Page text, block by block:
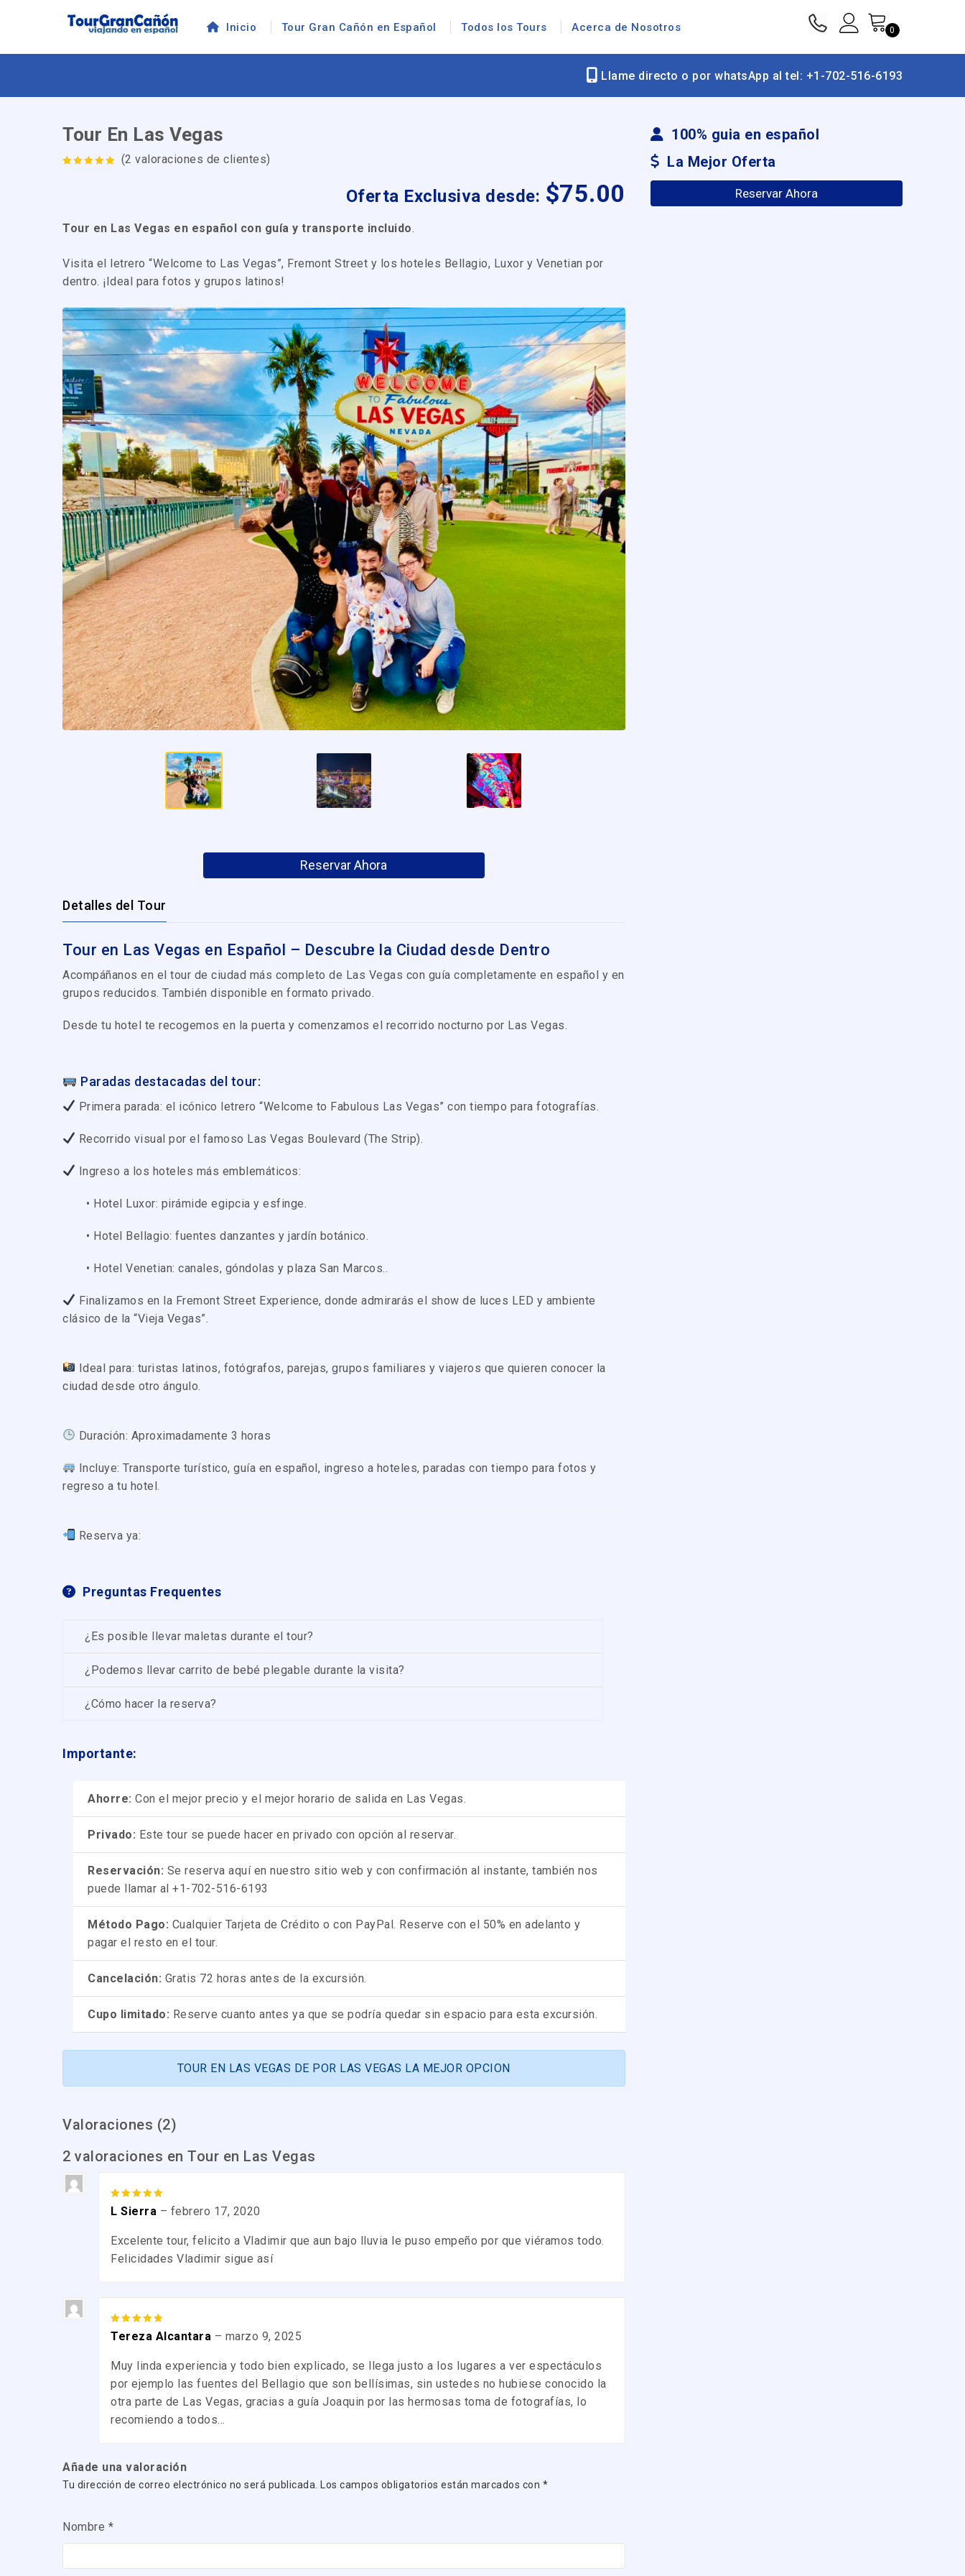
Inicio Tour Gran Cañón en Español Todos los Tours Acerca de Nosotros 0
Llame directo o por whatsApp al tel: +1-702-516-6193
Tour En Las Vegas
(2 valoraciones de clientes)
Oferta Exclusiva desde: $75.00
Tour en Las Vegas en español con guía y transporte incluido.
Visita el letrero “Welcome to Las Vegas”, Fremont Street y los hoteles Bellagio, Luxor y Venetian por
dentro. ¡Ideal para fotos y grupos latinos!
Reservar Ahora
Detalles del Tour
Tour en Las Vegas en Español – Descubre la Ciudad desde Dentro
Acompáñanos en el tour de ciudad más completo de Las Vegas con guía completamente en español y en
grupos reducidos. También disponible en formato privado.
Desde tu hotel te recogemos en la puerta y comenzamos el recorrido nocturno por Las Vegas.
Paradas destacadas del tour:
Primera parada: el icónico letrero “Welcome to Fabulous Las Vegas” con tiempo para fotografías.
Recorrido visual por el famoso Las Vegas Boulevard (The Strip).
Ingreso a los hoteles más emblemáticos:
• Hotel Luxor: pirámide egipcia y esfinge.
• Hotel Bellagio: fuentes danzantes y jardín botánico.
• Hotel Venetian: canales, góndolas y plaza San Marcos..
Finalizamos en la Fremont Street Experience, donde admirarás el show de luces LED y ambiente
clásico de la “Vieja Vegas”.
Ideal para: turistas latinos, fotógrafos, parejas, grupos familiares y viajeros que quieren conocer la
ciudad desde otro ángulo.
Duración: Aproximadamente 3 horas
Incluye: Transporte turístico, guía en español, ingreso a hoteles, paradas con tiempo para fotos y
regreso a tu hotel.
Reserva ya:
Preguntas Frequentes
¿Es posible llevar maletas durante el tour?
¿Podemos llevar carrito de bebé plegable durante la visita?
¿Cómo hacer la reserva?
Importante:
Ahorre: Con el mejor precio y el mejor horario de salida en Las Vegas.
Privado: Este tour se puede hacer en privado con opción al reservar.
Reservación: Se reserva aquí en nuestro sitio web y con confirmación al instante, también nos
puede llamar al +1-702-516-6193
Método Pago: Cualquier Tarjeta de Crédito o con PayPal. Reserve con el 50% en adelanto y
pagar el resto en el tour.
Cancelación: Gratis 72 horas antes de la excursión.
Cupo limitado: Reserve cuanto antes ya que se podría quedar sin espacio para esta excursión.
TOUR EN LAS VEGAS DE POR LAS VEGAS LA MEJOR OPCION
Valoraciones (2)
2 valoraciones en Tour en Las Vegas
5 out of 5
L Sierra – febrero 17, 2020
Excelente tour, felicito a Vladimir que aun bajo lluvia le puso empeño por que viéramos todo.
Felicidades Vladimir sigue así
5out of 5
Tereza Alcantara – marzo 9, 2025
Muy linda experiencia y todo bien explicado, se llega justo a los lugares a ver espectáculos
por ejemplo las fuentes del Bellagio que son bellísimas, sin ustedes no hubiese conocido la
otra parte de Las Vegas, gracias a guía Joaquin por las hermosas toma de fotografías, lo
recomiendo a todos…
Añade una valoración
Tu dirección de correo electrónico no será publicada. Los campos obligatorios están marcados con *
Nombre *
100% guia en español
La Mejor Oferta
Reservar Ahora